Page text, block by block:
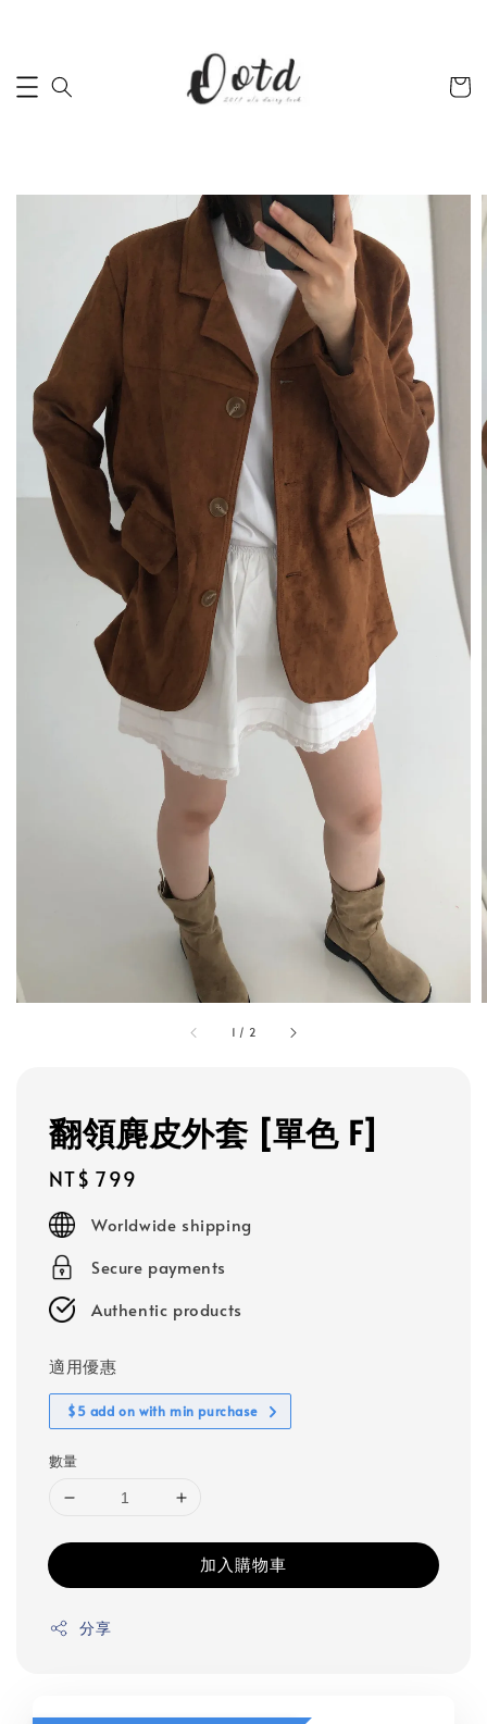
1 / 2
翻領麂皮外套 [單色 F]
Regular
price
NT$ 799
Worldwide shipping
Secure payments
Authentic products
適用優惠
$5 add on with min purchase
數量
加入購物車
分享